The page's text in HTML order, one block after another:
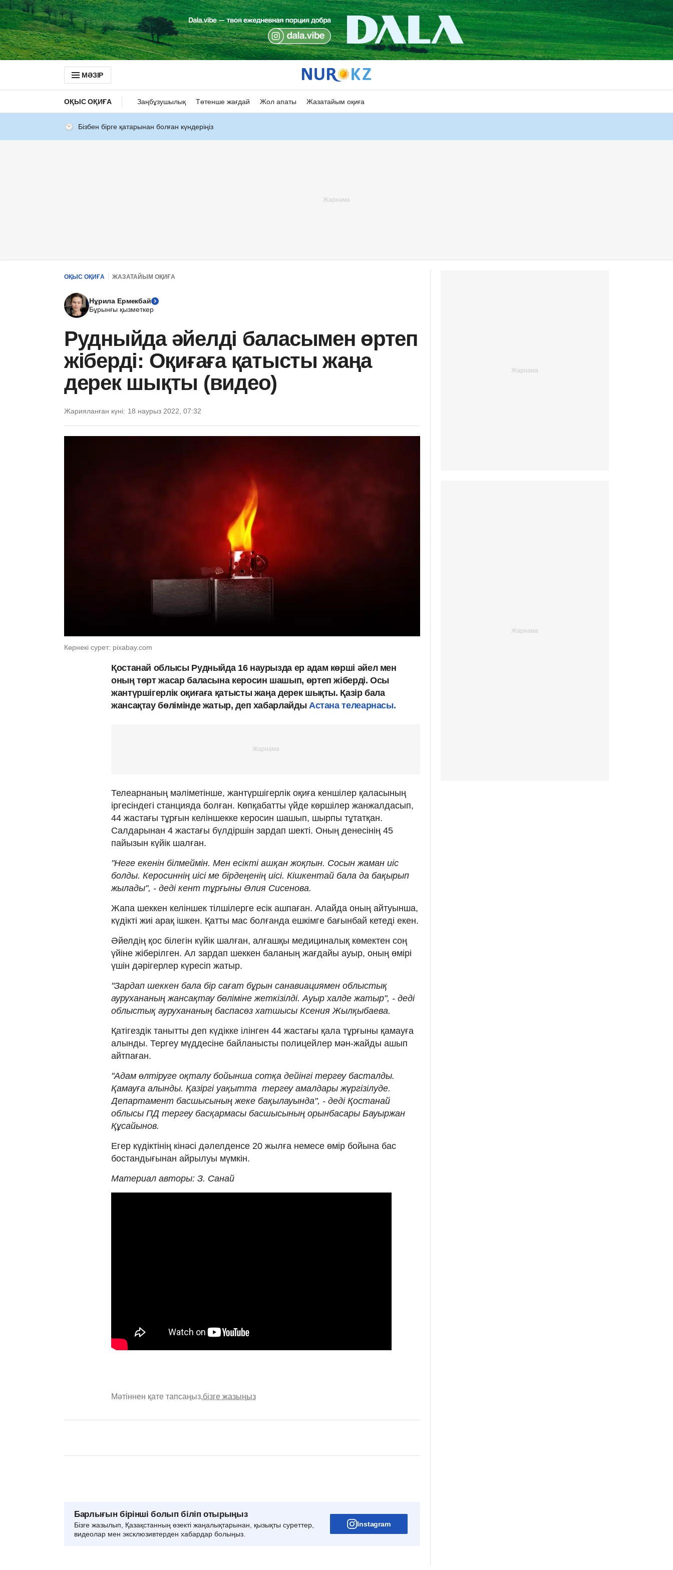
МӘЗІР
ОҚЫС ОҚИҒА Заңбұзушылық Төтенше жағдай Жол апаты Жазатайым оқиға
Бізбен бірге қатарынан болған күндеріңіз
ОҚЫС ОҚИҒА ЖАЗАТАЙЫМ ОҚИҒА
Нұрила Ермекбай
Бұрынғы қызметкер
Рудныйда әйелді баласымен өртеп
жіберді: Оқиғаға қатысты жаңа
дерек шықты (видео)
Жарияланған күні: 18 наурыз 2022, 07:32
Көрнекі сурет: pixabay.com
Қостанай облысы Рудныйда 16 наурызда ер адам көрші әйел мен
оның төрт жасар баласына керосин шашып, өртеп жіберді. Осы
жантүршігерлік оқиғаға қатысты жаңа дерек шықты. Қазір бала
жансақтау бөлімінде жатыр, деп хабарлайды Астана телеарнасы.
Телеарнаның мәліметінше, жантүршігерлік оқиға кеншілер қаласының
іргесіндегі станцияда болған. Көпқабатты үйде көршілер жанжалдасып,
44 жастағы тұрғын келіншекке керосин шашып, шырпы тұтатқан.
Салдарынан 4 жастағы бүлдіршін зардап шекті. Оның денесінің 45
пайызын күйік шалған.
"Неге екенін білмеймін. Мен есікті ашқан жоқпын. Сосын жаман иіс
болды. Керосиннің иісі ме бірдеңенің иісі. Кішкентай бала да бақырып
жылады", - деді кент тұрғыны Әлия Сисенова.
Жапа шеккен келіншек тілшілерге есік ашпаған. Алайда оның айтуынша,
күдікті жиі арақ ішкен. Қатты мас болғанда ешкімге бағынбай кетеді екен.
Әйелдің қос білегін күйік шалған, алғашқы медициналық көмектен соң
үйіне жіберілген. Ал зардап шеккен баланың жағдайы ауыр, оның өмірі
үшін дәрігерлер күресіп жатыр.
"Зардап шеккен бала бір сағат бұрын санавиациямен облыстық
аурухананың жансақтау бөліміне жеткізілді. Ауыр халде жатыр", - деді
облыстық аурухананың баспасөз хатшысы Ксения Жылқыбаева.
Қатігездік танытты деп күдікке ілінген 44 жастағы қала тұрғыны қамауға
алынды. Тергеу мүддесіне байланысты полицейлер мән-жайды ашып
айтпаған.
"Адам өлтіруге оқталу бойынша сотқа дейінгі тергеу басталды.
Қамауға алынды. Қазіргі уақытта тергеу амалдары жүргізілуде.
Департамент басшысының жеке бақылауында", - деді Қостанай
облысы ПД тергеу басқармасы басшысының орынбасары Бауыржан
Құсайынов.
Егер күдіктінің кінәсі дәлелденсе 20 жылға немесе өмір бойына бас
бостандығынан айрылуы мүмкін.
Материал авторы: З. Санай
Мәтіннен қате тапсаңыз,бізге жазыңыз
Барлығын бірінші болып біліп отырыңыз
Бізге жазылып, Қазақстанның өзекті жаңалықтарынан, қызықты суреттер,
видеолар мен эксклюзивтерден хабардар болыңыз.
Instagram